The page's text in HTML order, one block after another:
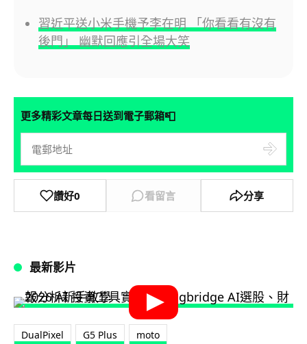
習近平送小米手機予李在明 「你看看有沒有
後門」 幽默回應引全場大笑
更多精彩文章每日送到電子郵箱📮
讚好0 看留言 分享
最新影片
DualPixel G5 Plus moto